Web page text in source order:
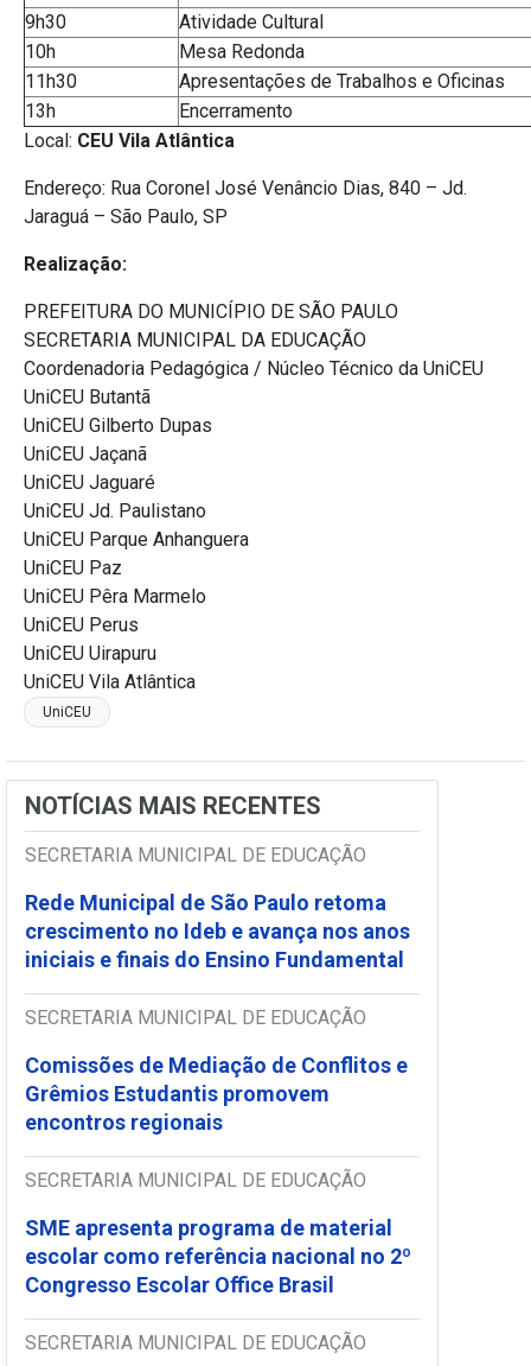
9h30
Atividade Cultural
10h
Mesa Redonda
11h30
Apresentações de Trabalhos e Oficinas
13h
Encerramento
Local: CEU Vila Atlântica
Endereço: Rua Coronel José Venâncio Dias, 840 – Jd.
Jaraguá – São Paulo, SP
Realização:
PREFEITURA DO MUNICÍPIO DE SÃO PAULO
SECRETARIA MUNICIPAL DA EDUCAÇÃO
Coordenadoria Pedagógica / Núcleo Técnico da UniCEU
UniCEU Butantã
UniCEU Gilberto Dupas
UniCEU Jaçanã
UniCEU Jaguaré
UniCEU Jd. Paulistano
UniCEU Parque Anhanguera
UniCEU Paz
UniCEU Pêra Marmelo
UniCEU Perus
UniCEU Uirapuru
UniCEU Vila Atlântica
UniCEU
NOTÍCIAS MAIS RECENTES
SECRETARIA MUNICIPAL DE EDUCAÇÃO
Rede Municipal de São Paulo retoma
crescimento no Ideb e avança nos anos
iniciais e finais do Ensino Fundamental
SECRETARIA MUNICIPAL DE EDUCAÇÃO
Comissões de Mediação de Conflitos e
Grêmios Estudantis promovem
encontros regionais
SECRETARIA MUNICIPAL DE EDUCAÇÃO
SME apresenta programa de material
escolar como referência nacional no 2º
Congresso Escolar Office Brasil
SECRETARIA MUNICIPAL DE EDUCAÇÃO